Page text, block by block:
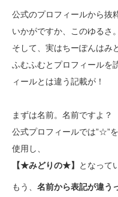
公式のプロフィールから抜
いかがですか、このゆるさ。
そして、実はちーぽんはみ
ふむふむとプロフィールを
ィールとは違う記載が！
まずは名前。名前ですよ？
公式プロフィールでは”☆”
使用し、
【★みどりの★】
となって
もう、 名前から表記が違う